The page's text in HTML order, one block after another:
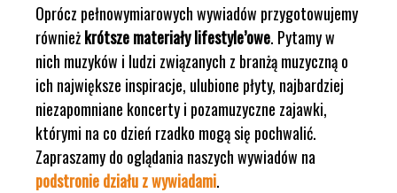
Oprócz pełnowymiarowych wywiadów przygotowujemy
równieżkrótsze materiały lifestyle’owe. Pytamy w
nich muzyków i ludzi związanych z branżą muzyczną o
ich największe inspiracje, ulubione płyty, najbardziej
niezapomniane koncerty i pozamuzyczne zajawki,
którymi na co dzień rzadko mogą się pochwalić.
Zapraszamy do oglądania naszych wywiadów na
podstronie działu z wywiadami.